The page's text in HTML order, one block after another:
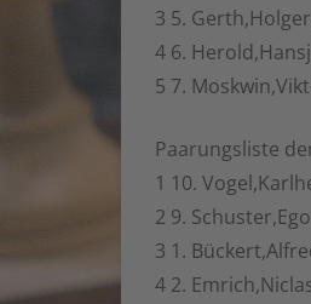
3 5.
4 6.
5 7.
Paarungsliste
1 10.
2 9.
3 1.
4 2.